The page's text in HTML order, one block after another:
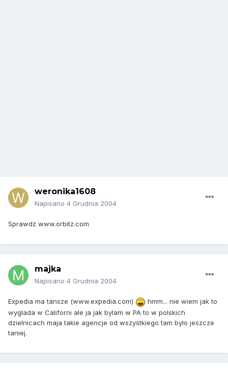
weronika1608
Napisano 4 Grudnia 2004
Sprawdz www.orbitz.com
majka
Napisano 4 Grudnia 2004
Expedia ma tansze (www.expedia.com)
hmm... nie wiem jak to
wyglada w Californi ale ja jak bylam w PA to w polskich
dzielnicach maja takie agencje od wszystkiego tam bylo jeszcze
taniej.